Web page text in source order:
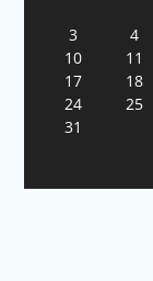
3
4
10
11
17
18
24
25
31